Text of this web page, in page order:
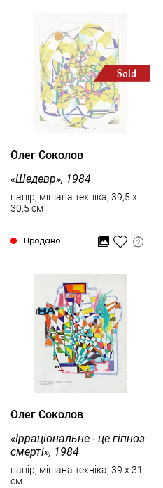
Олег Соколов
«Шедевр», 1984
папір, мішана техніка, 39,5 x
30,5 см
Продано
Олег Соколов
«Ірраціональне - це гіпноз
смерті», 1984
папір, мішана техніка, 39 x 31
см